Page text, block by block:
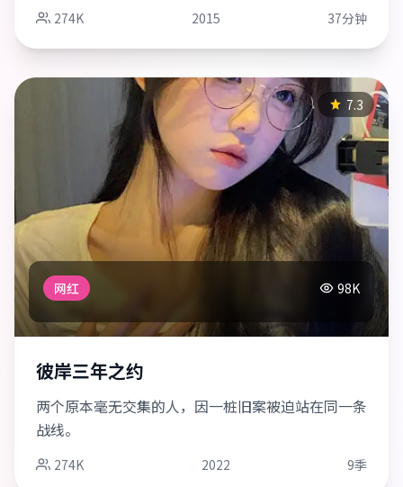
274K 2015 37分钟
7.3
网红 98K
彼岸三年之约
两个原本毫无交集的人，因一桩旧案被迫站在同一条
战线。
274K 2022 9季